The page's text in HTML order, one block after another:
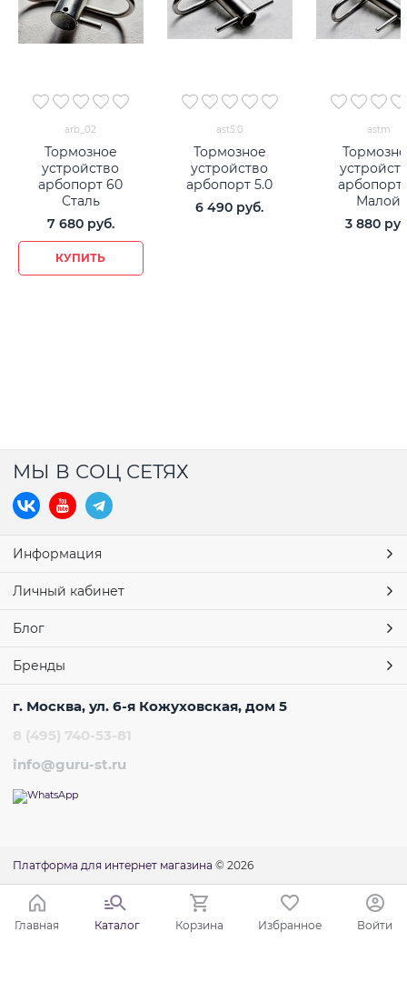
arb_02
Тормозное
устройство
арбопорт 60
Сталь
7 680 руб.
КУПИТЬ
ast5.0
Тормозное
устройство
арбопорт 5.0
6 490 руб.
astm
Малой
3 880
МЫ В СОЦ СЕТЯХ
Информация
Личный кабинет
Блог
Бренды
г. Москва, ул. 6-я Кожуховская, дом 5
8 (495) 740-53-81
info@guru-st.ru
Платформа для интернет магазина © 2026
Главная Каталог Корзина Избранное Войти